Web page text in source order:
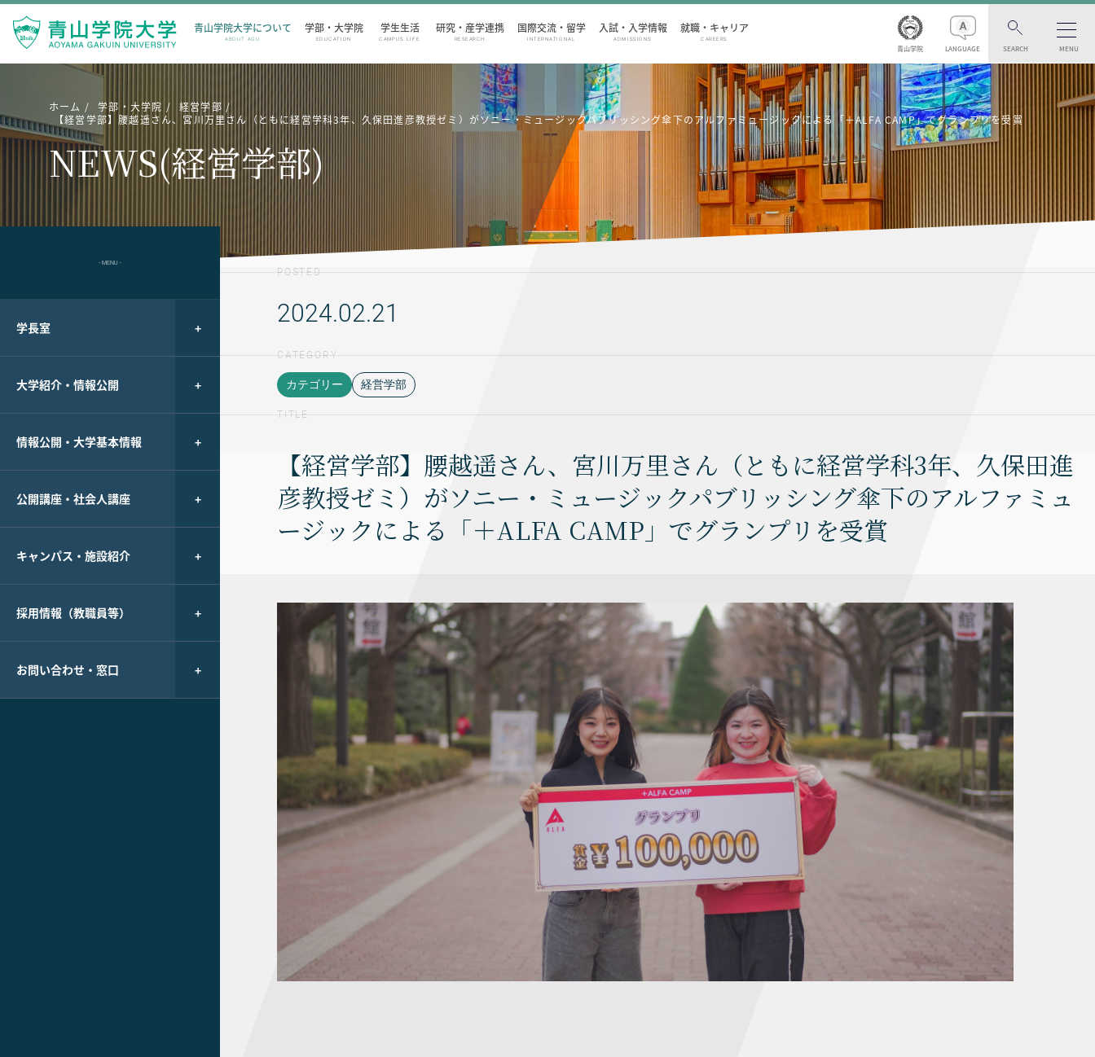
青山学院大学について
ABOUT AGU
学部・大学院
EDUCATION
学生生活
CAMPUS LIFE
研究・産学連携
RESEARCH
国際交流・留学
INTERNATIONAL
入試・入学情報
ADMISSIONS
就職・キャリア
CAREERS
青山学院 LANGUAGE SEARCH MENU
ホーム 学部・大学院
経営学部
【経営学部】腰越遥さん、宮川万里さん（ともに経営学科3年、久保田進彦教授ゼミ）がソニー・ミュージックパブリッシング傘下のアルファミュージックによる「＋ALFA CAMP」でグランプリを受賞
NEWS(経営学部)
- MENU -
学長室
大学紹介・情報公開
情報公開・大学基本情報
公開講座・社会人講座
キャンパス・施設紹介
採用情報（教職員等）
お問い合わせ・窓口
POSTED
2024.02.21
CATEGORY
カテゴリー 経営学部
TITLE
【経営学部】腰越遥さん、宮川万里さん（ともに経営学科3年、久保田進
彦教授ゼミ）がソニー・ミュージックパブリッシング傘下のアルファミュ
ージックによる「＋ALFA CAMP」でグランプリを受賞